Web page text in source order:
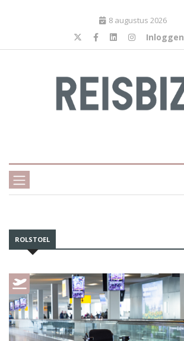
8 augustus 2026
Inloggen
ROLSTOEL